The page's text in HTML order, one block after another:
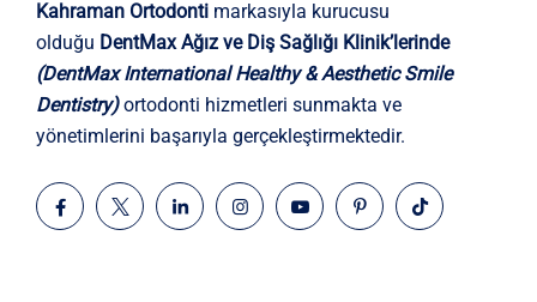
Kahraman Ortodonti markasıyla kurucusu
olduğu DentMax Ağız ve Diş Sağlığı Klinik’lerinde
(DentMax International Healthy & Aesthetic Smile
Dentistry)ortodonti hizmetleri sunmakta ve
yönetimlerini başarıyla gerçekleştirmektedir.